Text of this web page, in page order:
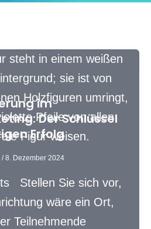
im
Der Schlüssel
Erfolg
/8. Dezember 2024
Stellen Sie sich vor,
wäre ein Ort,
Teilnehmende